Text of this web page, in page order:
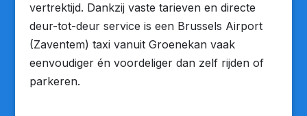
vertrektijd. Dankzij vaste tarieven en directe
deur-tot-deur service is een Brussels Airport
(Zaventem) taxi vanuit Groenekan vaak
eenvoudiger én voordeliger dan zelf rijden of
parkeren.